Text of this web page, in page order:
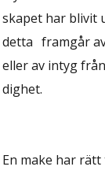
skapet har blivit
detta framgår
eller av intyg
dighet.
En make har